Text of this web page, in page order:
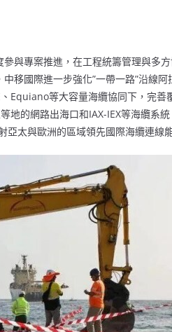
與專案推進，在工程統籌管理與多
移國際進一步強化”一帶一路”沿線阿
Equiano等大容量海纜協同下，完善
地的網路出海口和IAX-IEX等海纜系
太與歐洲的區域領先國際海纜連線